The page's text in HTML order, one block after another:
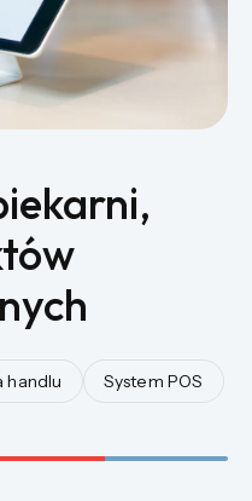
handlu System POS